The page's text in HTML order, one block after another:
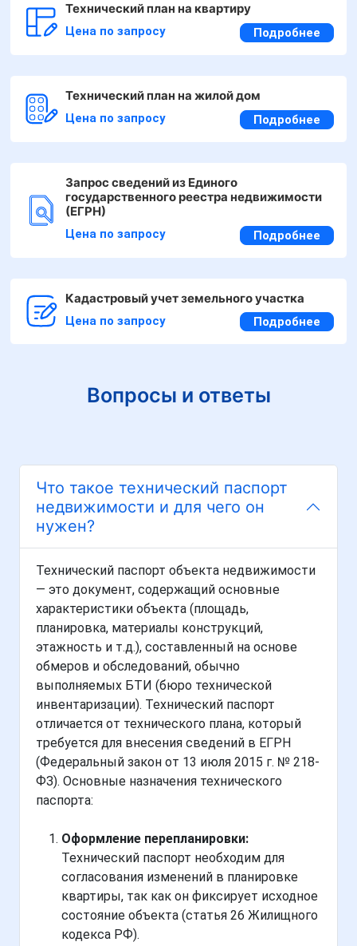
Технический план на квартиру
Цена по запросу Подробнее
Технический план на жилой дом
Цена по запросу Подробнее
Запрос сведений из Единого
государственного реестра недвижимости
(ЕГРН)
Цена по запросу Подробнее
Кадастровый учет земельного участка
Цена по запросу Подробнее
Вопросы и ответы
Что такое технический паспорт
недвижимости и для чего он
нужен?
Технический паспорт объекта недвижимости
— это документ, содержащий основные
характеристики объекта (площадь,
планировка, материалы конструкций,
этажность и т.д.), составленный на основе
обмеров и обследований, обычно
выполняемых БТИ (бюро технической
инвентаризации). Технический паспорт
отличается от технического плана, который
требуется для внесения сведений в ЕГРН
(Федеральный закон от 13 июля 2015 г. № 218-
ФЗ). Основные назначения технического
паспорта:
Оформление перепланировки:
Технический паспорт необходим для
согласования изменений в планировке
квартиры, так как он фиксирует исходное
состояние объекта (статья 26 Жилищного
кодекса РФ).